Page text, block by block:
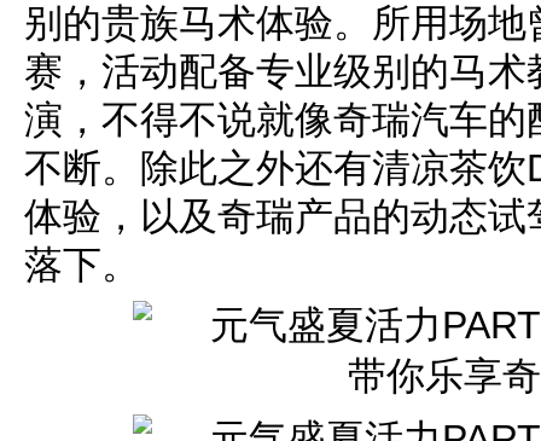
别的贵族马术体验。所用场
赛，活动配备专业级别的马
演，不得不说就像奇瑞汽车
不断。除此之外还有清凉茶
体验，以及奇瑞产品的动态
落下。